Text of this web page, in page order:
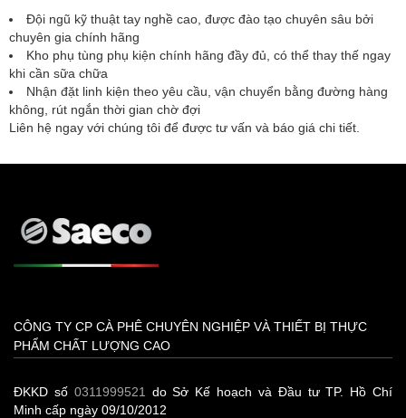
Đội ngũ kỹ thuật tay nghề cao, được đào tạo chuyên sâu bởi
chuyên gia chính hãng
Kho phụ tùng phụ kiện chính hãng đầy đủ, có thể thay thế ngay
khi cần sữa chữa
Nhận đặt linh kiện theo yêu cầu, vận chuyển bằng đường hàng
không, rút ngắn thời gian chờ đợi
Liên hệ ngay với chúng tôi để được tư vấn và báo giá chi tiết.
CÔNG TY CP CÀ PHÊ CHUYÊN NGHIỆP VÀ THIẾT BỊ THỰC
PHẨM CHẤT LƯỢNG CAO
ĐKKD số 0311999521
do Sở Kế hoạch và Đầu tư TP. Hồ Chí
Minh cấp ngày 09/10/2012